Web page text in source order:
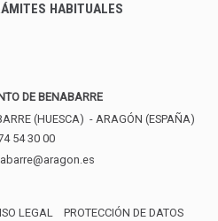
HABITUALES
DE BENABARRE
(HUESCA) - ARAGÓN (ESPAÑA)
54 30 00
LEGAL
PROTECCIÓN DE DATOS